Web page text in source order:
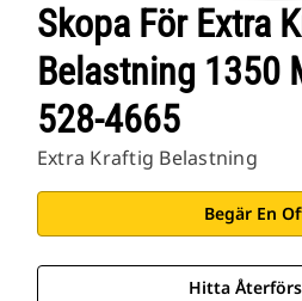
Skopa För Extra
Belastning 1350
528-4665
Extra Kraftig Belastning
Begär En
Hitta